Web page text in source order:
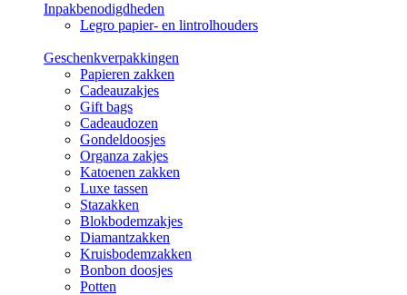
Inpakbenodigdheden
Legro papier- en lintrolhouders
Geschenkverpakkingen
Papieren zakken
Cadeauzakjes
Gift bags
Cadeaudozen
Gondeldoosjes
Organza zakjes
Katoenen zakken
Luxe tassen
Stazakken
Blokbodemzakjes
Diamantzakken
Kruisbodemzakken
Bonbon doosjes
Potten